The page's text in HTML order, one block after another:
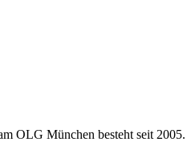
OLG München besteht seit 2005.